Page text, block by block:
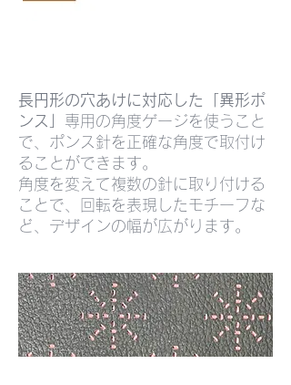
長円形の穴あけに対応した「異形ポ
ンス」 専用の角度ゲージを使うこと
で、ポンス針を正確な角度で取付け
ることができます。
角度を変えて複数の針に取り付ける
ことで、回転を表現したモチーフな
ど、デザインの幅が広がります。